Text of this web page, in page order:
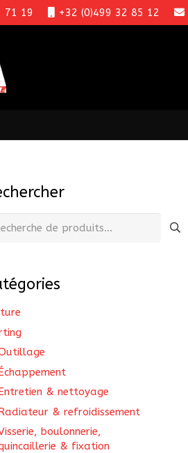
71 19 +32 (0)499 32 85 12
& nettoyage
& refroidissement
boulonnerie,
& fixation